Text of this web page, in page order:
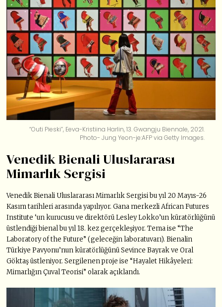
“Outi Pieski”, Eeva-Kristiina Harlin, 13. Gwangju Biennale, 2021.
Photo- Jung Yeon-je:AFP via Getty Images.
Venedik Bienali Uluslararası
Mimarlık Sergisi
Venedik Bienali Uluslararası Mimarlık Sergisi bu yıl 20 Mayıs-26
Kasım tarihleri arasında yapılıyor. Gana merkezli African Futures
Institute ‘un kurucusu ve direktörü Lesley Lokko’un küratörlüğünü
üstlendiği bienal bu yıl 18. kez gerçekleşiyor. Tema ise “The
Laboratory of the Future” (geleceğin laboratuvarı). Bienalin
Türkiye Pavyonu’nun küratörlüğünü Sevince Bayrak ve Oral
Göktaş üstleniyor. Sergilenen proje ise “Hayalet Hikâyeleri:
Mimarlığın Çuval Teorisi” olarak açıklandı.